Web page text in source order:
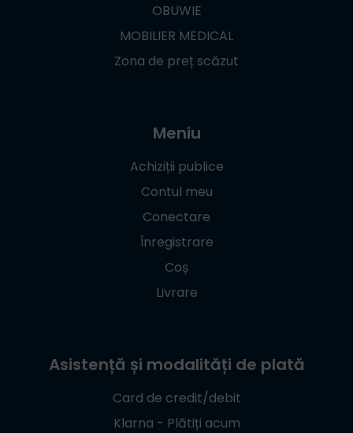
OBUWIE
MOBILIER MEDICAL
Zona de preț scăzut
Meniu
Achiziții publice
Contul meu
Conectare
Înregistrare
Coș
Livrare
Asistență și modalități de plată
Card de credit/debit
Klarna - Plătiți acum